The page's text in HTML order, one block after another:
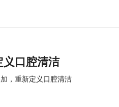
口腔清洁
，重新定义口腔清洁